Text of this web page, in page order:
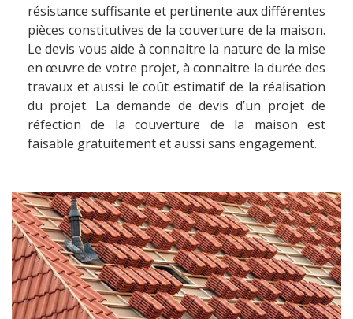
résistance suffisante et pertinente aux différentes
pièces constitutives de la couverture de la maison.
Le devis vous aide à connaitre la nature de la mise
en œuvre de votre projet, à connaitre la durée des
travaux et aussi le coût estimatif de la réalisation
du projet. La demande de devis d’un projet de
réfection de la couverture de la maison est
faisable gratuitement et aussi sans engagement.